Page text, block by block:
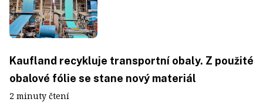
Kaufland recykluje transportní obaly. Z použité
obalové fólie se stane nový materiál
2 minuty čtení